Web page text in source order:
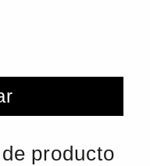
producto